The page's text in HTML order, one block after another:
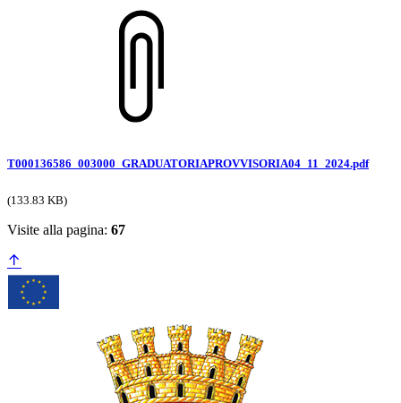
T000136586_003000_GRADUATORIAPROVVISORIA04_11_2024.pdf
(133.83 KB)
Visite alla pagina: 67